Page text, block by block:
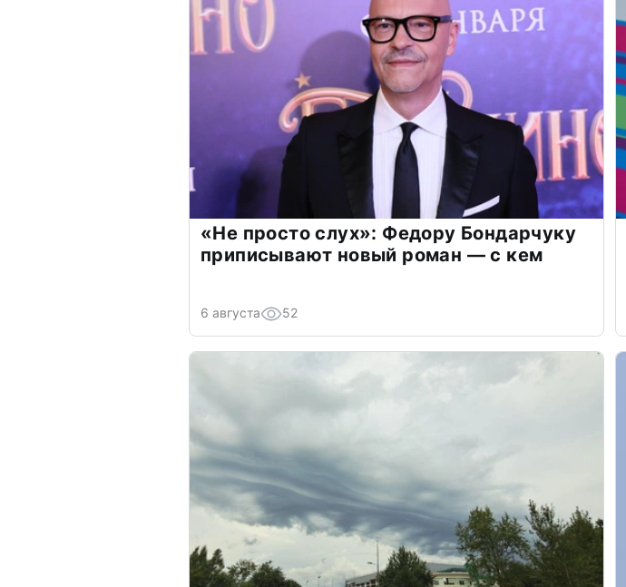
«Не просто слух»: Федору Бондарчуку
приписывают новый роман — с кем
6 августа 52